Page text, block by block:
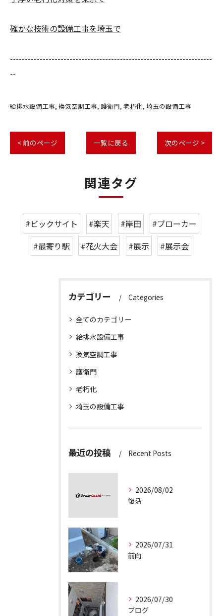
確かな技術の設備工事を埼玉で
--------------------------------------------------------------------
--
給排水設備工事 換気空調工事 護衛門 老朽化 埼玉の設備工事
< 前のページ 一覧に戻る 次のページ >
関連タグ
#ビックサイト #楽天 #岸田
#ブローカー
#最寄り駅
#花火大会 #展示 #展示会
カテゴリー Categories
全てのカテゴリー
給排水設備工事
換気空調工事
護衛門
老朽化
埼玉の設備工事
最近の投稿 Recent Posts
2026/08/02
復活
2026/07/31
前向
2026/07/30
ブログ